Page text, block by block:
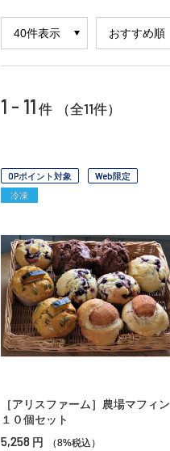
1 - 11 件 （全11件）
OPポイント対象
Web限定
冷凍
［アリスファーム］農場マフィン
１０個セット
5,258 円 （8%税込）